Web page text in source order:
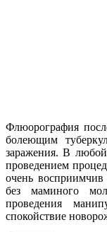
Флюорография
болеющим
заражения. В
проведением
очень восприимчив
без маминого
проведения
спокойствие